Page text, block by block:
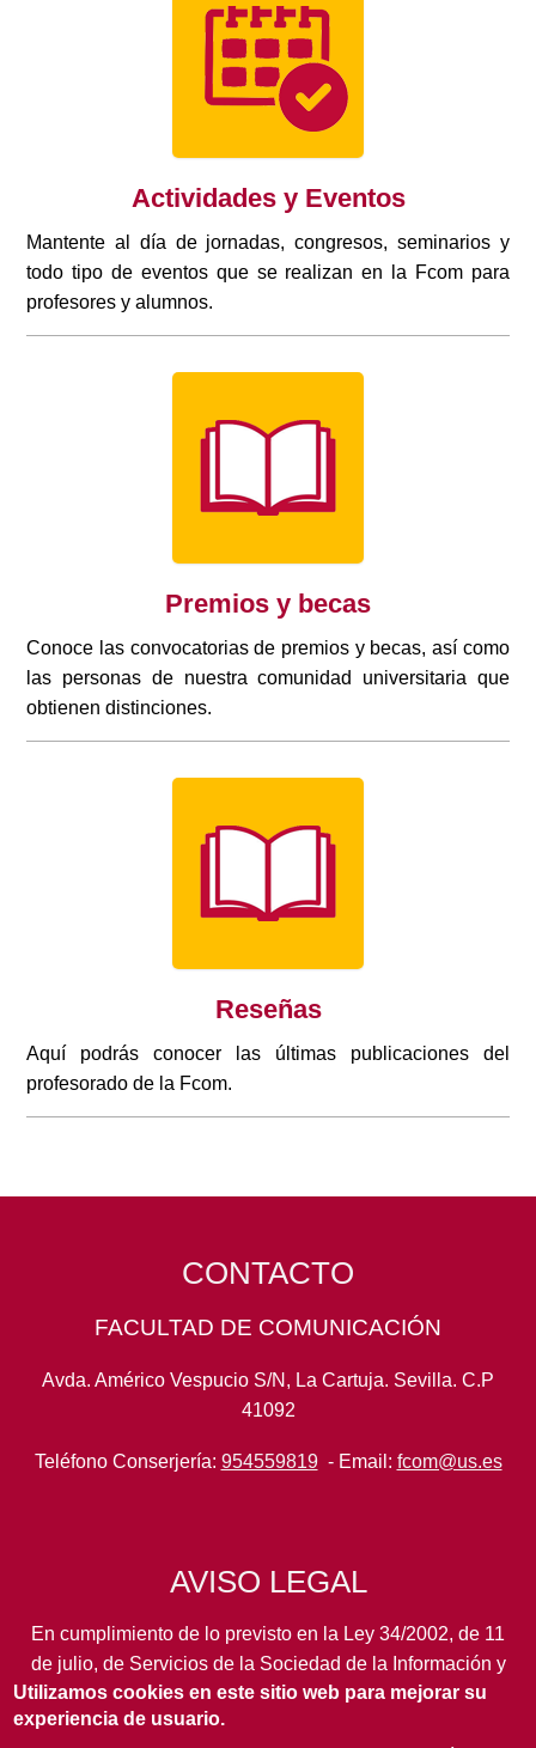
Actividades y Eventos
Mantente al día de jornadas, congresos, seminarios y
todo tipo de eventos que se realizan en la Fcom para
profesores y alumnos.
Premios y becas
Conoce las convocatorias de premios y becas, así como
las personas de nuestra comunidad universitaria que
obtienen distinciones.
Reseñas
Aquí podrás conocer las últimas publicaciones del
profesorado de la Fcom.
CONTACTO
FACULTAD DE COMUNICACIÓN
Avda. Américo Vespucio S/N, La Cartuja. Sevilla. C.P
41092
Teléfono Conserjería: 954559819- Email: fcom@us.es
AVISO LEGAL
En cumplimiento de lo previsto en la Ley 34/2002, de 11
de julio, de Servicios de la Sociedad de la Información y
de Comercio Electrónico, así como en otras normas de
legal aplicación, se pone en conocimiento de los
Utilizamos cookies en este sitio web para mejorar su
experiencia de usuario.